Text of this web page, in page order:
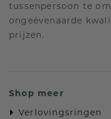
tussenpersoon te
ongeëvenaarde
prijzen.
Shop meer
Verlovingsringen